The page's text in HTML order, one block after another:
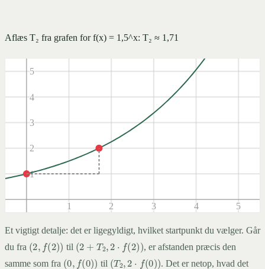
Aflæs T₂ fra grafen for f(x) = 1,5^x: T₂ ≈ 1,71
1 2 3 4 5
-2
-1
1
2
3
4
5
Et vigtigt detalje: det er ligegyldigt, hvilket startpunkt du vælger. Går
du fra (2 (2)) til (2 2, ⋅ 2))
, er afstanden præcis den
samme som fra (0 (0)) til (T2 2 (0) ) . Det er netop, hvad det